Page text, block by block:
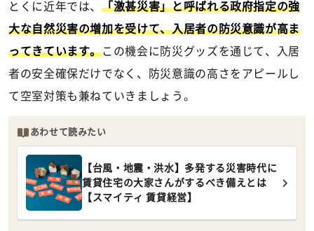
とくに近年では、「激甚災害」と呼ばれる政府指定の強
大な自然災害の増加を受けて、入居者の防災意識が高ま
ってきています。この機会に防災グッズを通じて、入居
者の安全確保だけでなく、防災意識の高さをアピールし
て空室対策も兼ねていきましょう。
あわせて読みたい
【台風・地震・洪水】多発する災害時代に
賃貸住宅の大家さんがするべき備えとは
【スマイティ 賃貸経営】